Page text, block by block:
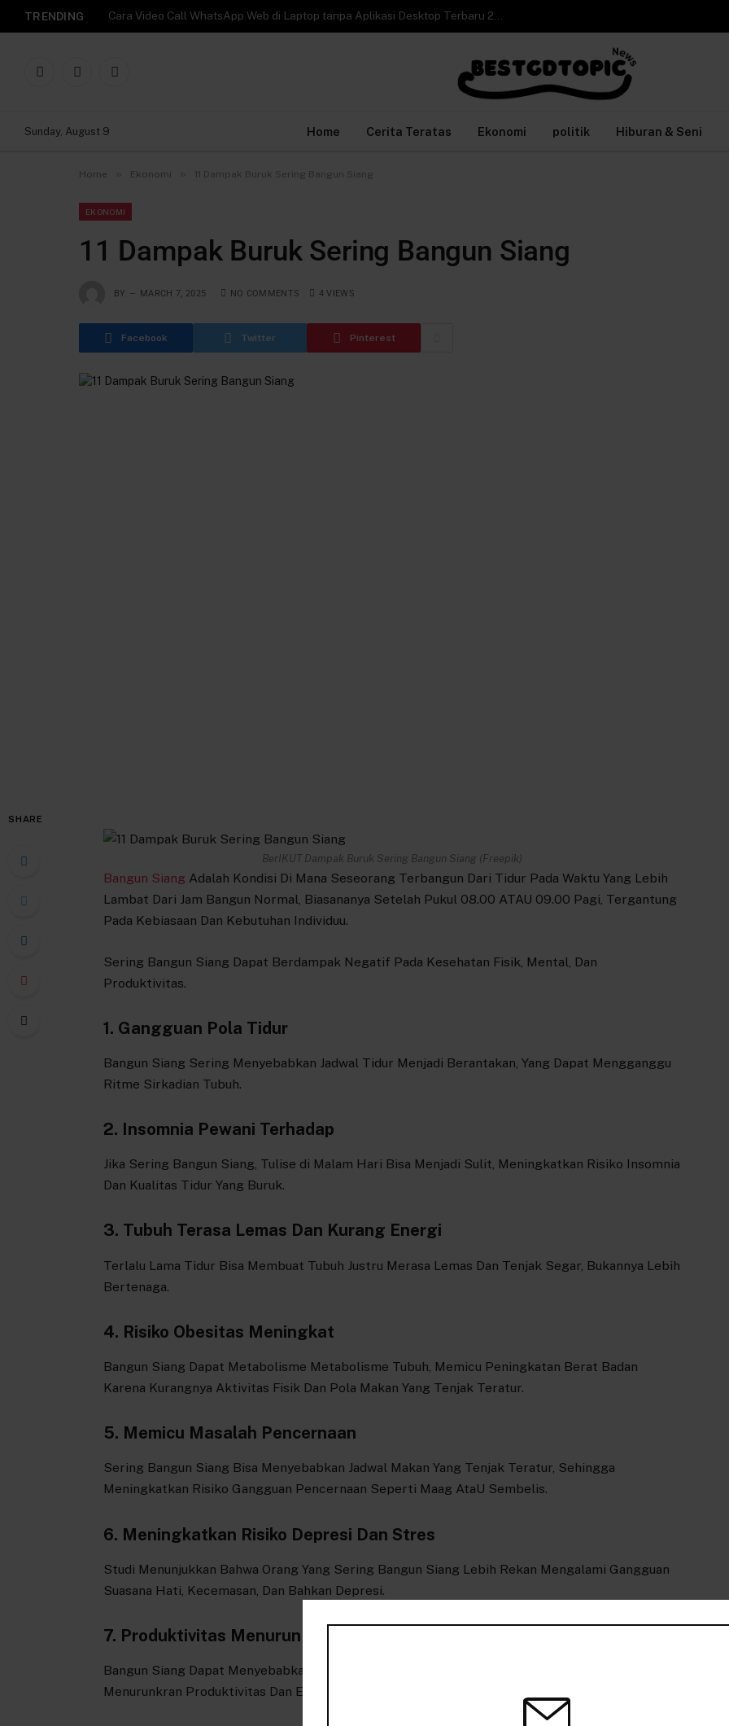
TRENDING Cara Video Call WhatsApp Web di Laptop tanpa Aplikasi Desktop Terbaru 2026
Facebook
X
Instagram
Sunday, August 9 Home Cerita Teratas Ekonomi politik Hiburan & Seni
Home Ekonomi 11 Dampak Buruk Sering Bangun Siang
EKONOMI
11 Dampak Buruk Sering Bangun Siang
BY MARCH 7, 2025 NO COMMENTS 4VIEWS
Facebook Twitter Pinterest
SHARE
BerIKUT Dampak Buruk Sering Bangun Siang (Freepik)
Bangun Siang Adalah Kondisi Di Mana Seseorang Terbangun Dari Tidur Pada Waktu Yang Lebih
Lambat Dari Jam Bangun Normal, Biasananya Setelah Pukul 08.00 ATAU 09.00 Pagi, Tergantung
Pada Kebiasaan Dan Kebutuhan Individuu.
Sering Bangun Siang Dapat Berdampak Negatif Pada Kesehatan Fisik, Mental, Dan
Produktivitas.
1. Gangguan Pola Tidur
Bangun Siang Sering Menyebabkan Jadwal Tidur Menjadi Berantakan, Yang Dapat Mengganggu
Ritme Sirkadian Tubuh.
2. Insomnia Pewani Terhadap
Jika Sering Bangun Siang, Tulise di Malam Hari Bisa Menjadi Sulit, Meningkatkan Risiko Insomnia
Dan Kualitas Tidur Yang Buruk.
3. Tubuh Terasa Lemas Dan Kurang Energi
Terlalu Lama Tidur Bisa Membuat Tubuh Justru Merasa Lemas Dan Tenjak Segar, Bukannya Lebih
Bertenaga.
4. Risiko Obesitas Meningkat
Bangun Siang Dapat Metabolisme Metabolisme Tubuh, Memicu Peningkatan Berat Badan
Karena Kurangnya Aktivitas Fisik Dan Pola Makan Yang Tenjak Teratur.
5. Memicu Masalah Pencernaan
Sering Bangun Siang Bisa Menyebabkan Jadwal Makan Yang Tenjak Teratur, Sehingga
Meningkatkan Risiko Gangguan Pencernaan Seperti Maag AtaU Sembelis.
6. Meningkatkan Risiko Depresi Dan Stres
Studi Menunjukkan Bahwa Orang Yang Sering Bangun Siang Lebih Rekan Mengalami Gangguan
Suasana Hati, Kecemasan, Dan Bahkan Depresi.
7. Produktivitas Menurun
Bangun Siang Dapat Menyebabkan Waktu Kerja Atau Belajar Menjadi Lebih Singkat, Sewingga
Menurunkran Produktivitas Dan Efektivitas Dalam Menyelesaikan Tugas.